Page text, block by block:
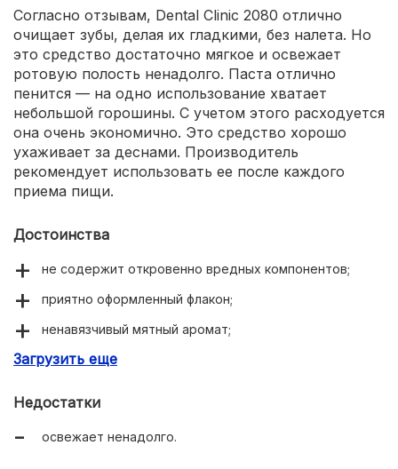
Согласно отзывам, Dental Clinic 2080 отлично
очищает зубы, делая их гладкими, без налета. Но
это средство достаточно мягкое и освежает
ротовую полость ненадолго. Паста отлично
пенится — на одно использование хватает
небольшой горошины. С учетом этого расходуется
она очень экономично. Это средство хорошо
ухаживает за деснами. Производитель
рекомендует использовать ее после каждого
приема пищи.
Достоинства
не содержит откровенно вредных компонентов;
приятно оформленный флакон;
ненавязчивый мятный аромат;
экономично расходуется;
Загрузить еще
Недостатки
освежает ненадолго.